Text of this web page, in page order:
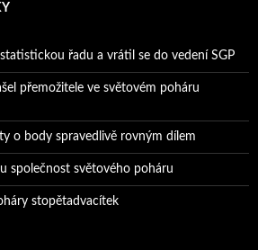
řadu a vrátil se do vedení SGP
přemožitele ve světovém poháru
o body spravedlivě rovným dílem
společnost světového poháru
stopětadvacítek